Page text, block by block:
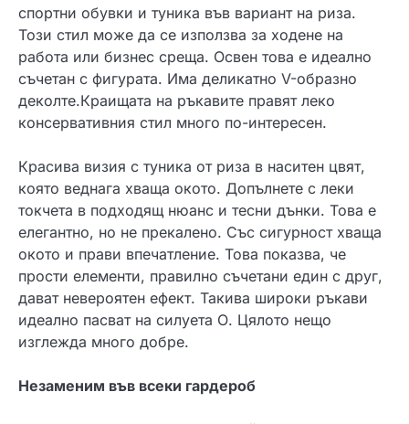
спортни обувки и туника във вариант на риза.
Този стил може да се използва за ходене на
работа или бизнес среща. Освен това е идеално
съчетан с фигурата. Има деликатно V-образно
деколте.Краищата на ръкавите правят леко
консервативния стил много по-интересен.
Красива визия с туника от риза в наситен цвят,
която веднага хваща окото. Допълнете с леки
токчета в подходящ нюанс и тесни дънки. Това е
елегантно, но не прекалено. Със сигурност хваща
окото и прави впечатление. Това показва, че
прости елементи, правилно съчетани един с друг,
дават невероятен ефект. Такива широки ръкави
идеално пасват на силуета О. Цялото нещо
изглежда много добре.
Незаменим във всеки гардероб